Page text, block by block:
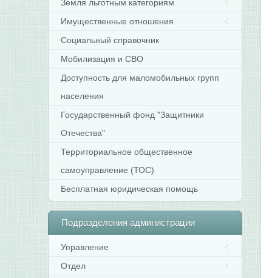
Земля льготным категориям
Имущественные отношения
Социальный справочник
Мобилизация и СВО
Доступность для маломобильных групп
населения
Государственный фонд "Защитники
Отечества"
Территориальное общественное
самоуправление (ТОС)
Бесплатная юридическая помощь
Подразделения администрации
Управление
Отдел